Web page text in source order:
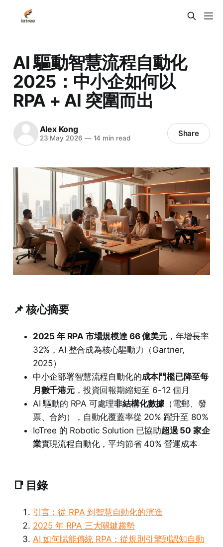
AI 驅動智慧流程自動化
2025：中小企如何以
RPA + AI 突圍而出
Alex Kong
23 May 2026 —14 min read Share
📌 核心摘要
2025 年 RPA 市場規模達 66 億美元，年增長率
32%，AI 整合成為核心驅動力（Gartner,
2025）
中小企部署智慧流程自動化的成本門檻已降至每
月數千港元，投資回報期縮短至 6-12 個月
AI 驅動的 RPA 可處理非結構化數據 （電郵、發
票、合約），自動化覆蓋率從 20% 躍升至 80%
IoTree 的 Robotic Solution 已協助超過 50 家企
業實現流程自動化，平均節省 40% 營運成本
📑 目錄
引言：從 RPA 到智慧自動化的演進
2025 年 RPA 三大關鍵趨勢
AI 如何賦能傳統 RPA：從規則引擎到認知自動